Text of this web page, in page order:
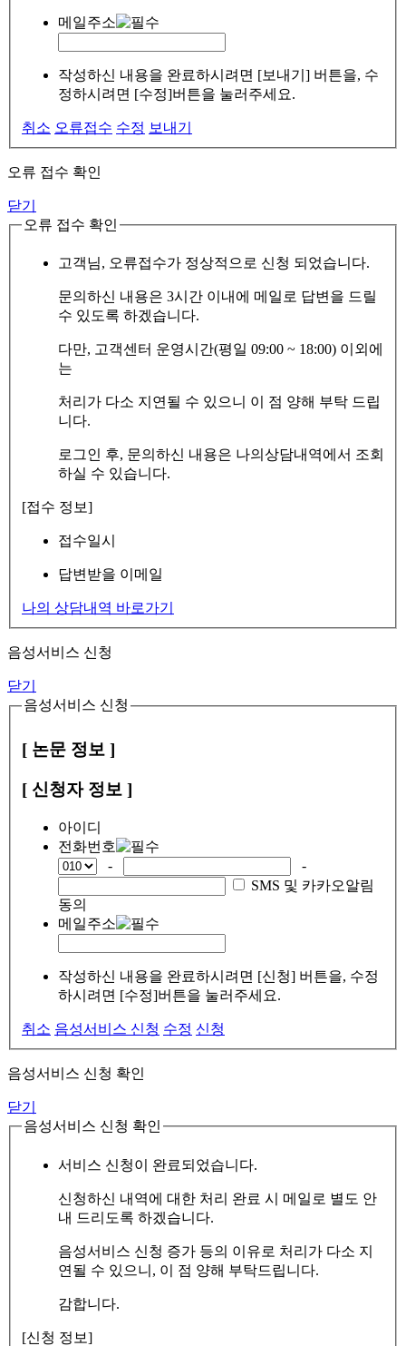
메일주소
작성하신 내용을 완료하시려면 [보내기] 버튼을, 수
정하시려면 [수정]버튼을 눌러주세요.
취소 오류접수 수정 보내기
오류 접수 확인
닫기
오류 접수 확인
고객님, 오류접수가 정상적으로 신청 되었습니다.
문의하신 내용은 3시간 이내에 메일로 답변을 드릴
수 있도록 하겠습니다.
다만, 고객센터 운영시간(평일 09:00 ~ 18:00) 이외에
는
처리가 다소 지연될 수 있으니 이 점 양해 부탁 드립
니다.
로그인 후, 문의하신 내용은 나의상담내역에서 조회
하실 수 있습니다.
[접수 정보]
접수일시
답변받을 이메일
나의 상담내역 바로가기
음성서비스 신청
닫기
음성서비스 신청
[ 논문 정보 ]
[ 신청자 정보 ]
아이디
전화번호
-
-
SMS 및 카카오알림
동의
메일주소
작성하신 내용을 완료하시려면 [신청] 버튼을, 수정
하시려면 [수정]버튼을 눌러주세요.
취소 음성서비스 신청 수정 신청
음성서비스 신청 확인
닫기
음성서비스 신청 확인
서비스 신청이 완료되었습니다.
신청하신 내역에 대한 처리 완료 시 메일로 별도 안
내 드리도록 하겠습니다.
음성서비스 신청 증가 등의 이유로 처리가 다소 지
연될 수 있으니, 이 점 양해 부탁드립니다.
감합니다.
[신청 정보]